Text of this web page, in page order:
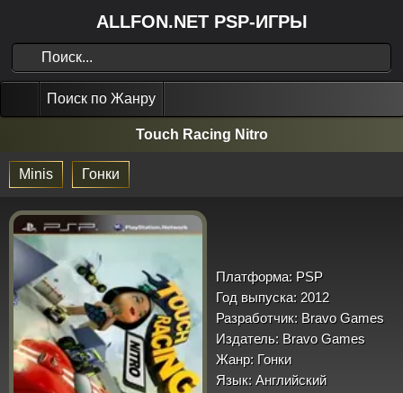
ALLFON.NET PSP-ИГРЫ
Поиск по Жанру
Touch Racing Nitro
Minis Гонки
Платформа: PSP
Год выпуска: 2012
Разработчик: Bravo Games
Издатель: Bravo Games
Жанр: Гонки
Язык: Английский